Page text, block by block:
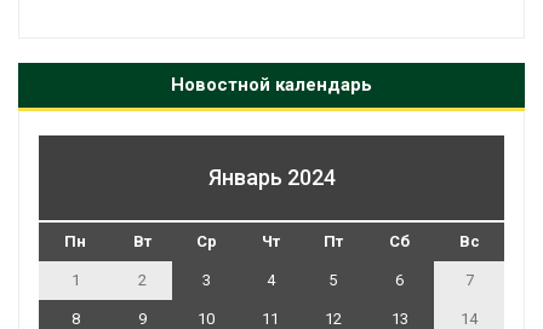
Новостной календарь
Январь 2024
Пн Вт Ср Чт Пт Сб Вс
1 2 3 4 5 6 7
8 9 10 11 12 13 14